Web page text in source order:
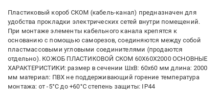
Пластиковый короб СКОМ (кабель-канал) предназначен для
удобства прокладки электрических сетей внутри помещений.
При монтаже элементы кабельного канала крепятся к
основанию с помощью саморезов, соединяются между собой
пластмассовыми угловыми соединителями (продаются
отдельно). КОЖОБ ПЛАСТИКОВОЙ СКОМ 60X60X2000 ОСНОВНЫЕ
ХАРАКТЕРИСТИКИ: размер в сечении ШхВ: 60x60 мм длина: 2000
мм материал: ПВХ не поддерживающий горение температура
монтажа: от -5°С до +60°С степень защиты: IP44